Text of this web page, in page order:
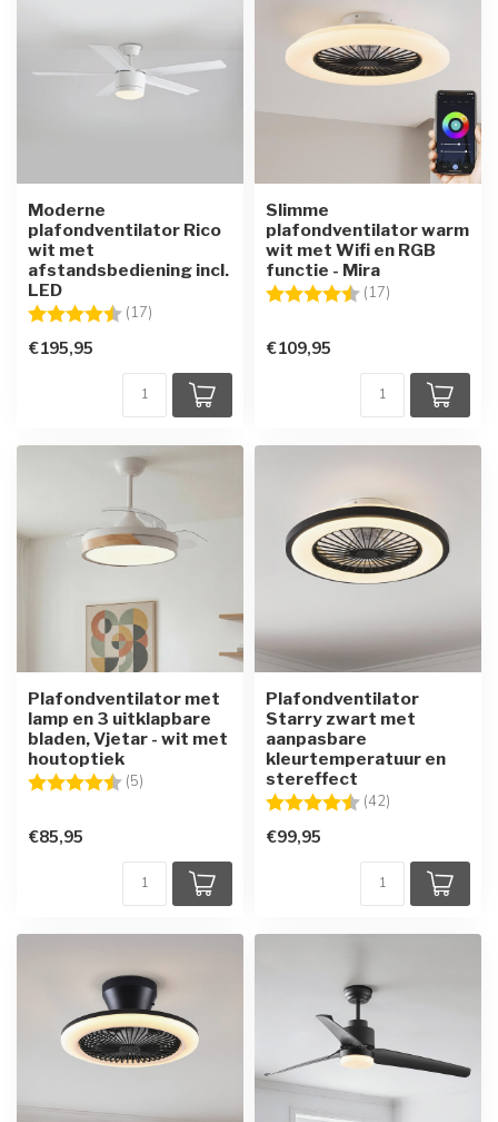
Moderne
plafondventilator Rico
wit met
afstandsbediening incl.
LED
Beoordeling: (17)
€195,95
Slimme
plafondventilator warm
wit met Wifi en RGB
functie - Mira
Beoordeling: (17)
€109,95
Plafondventilator met
lamp en 3 uitklapbare
bladen, Vjetar - wit met
houtoptiek
Beoordeling: (5)
€85,95
Plafondventilator
Starry zwart met
aanpasbare
kleurtemperatuur en
stereffect
Beoordeling: (42)
€99,95